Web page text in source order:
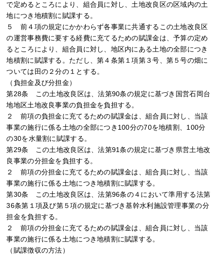
で定めるところにより、組合員に対し、土地改良区の区域内の土
地につき地積割に賦課する。
５ 前４項の規定にかかわらず各事業に共通するこの土地改良区
の運営事務費に要する経費に充てるための賦課金は、予算の定め
るところにより、組合員に対し、地区内にある土地の全部につき
地積割に賦課する。ただし、第４条第１項第３号、第５号の畑に
ついては田の２分の１とする。
（負担金及び分担金）
第28条 この土地改良区は、法第90条の規定に基づき国営石岡台
地地区土地改良事業の負担金を負担する。
２ 前項の負担金に充てるための賦課金は、組合員に対し、当該
事業の施行に係る土地の全部につき100分の70を地積割、100分
の30を水量割に賦課する。
第29条 この土地改良区は、法第91条の規定に基づき県営土地改
良事業の分担金を負担する。
２ 前項の分担金に充てるための賦課金は、組合員に対し、当該
事業の施行に係る土地につき地積割に賦課する。
第30条 この土地改良区は、法第96条の４において準用する法第
36条第１項及び第５項の規定に基づき基幹水利施設管理事業の分
担金を負担する。
２ 前項の分担金に充てるための賦課金は、組合員に対し、当該
事業の施行に係る土地につき地積割に賦課する。
（賦課徴収の方法）